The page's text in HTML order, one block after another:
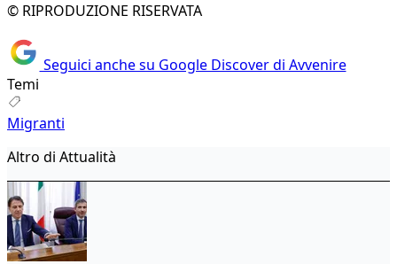
© RIPRODUZIONE RISERVATA
Seguici anche su Google Discover di Avvenire
Temi
Migranti
Altro di Attualità